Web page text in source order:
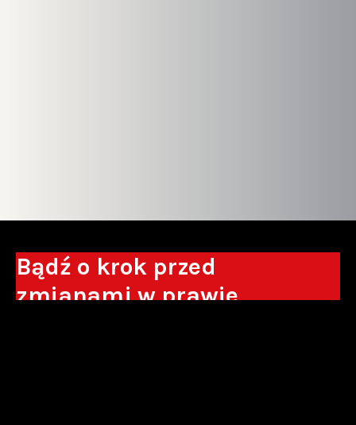
Bądź o krok przed
zmianami w prawie